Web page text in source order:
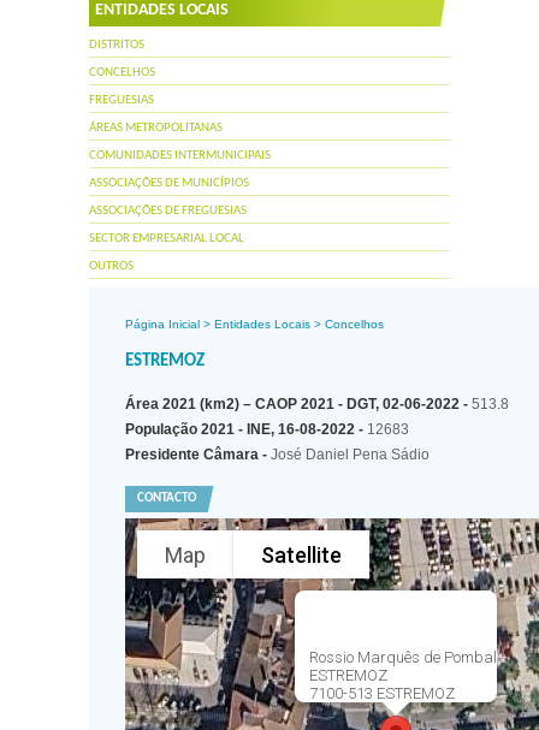
ENTIDADES LOCAIS
DISTRITOS
CONCELHOS
FREGUESIAS
ÁREAS METROPOLITANAS
COMUNIDADES INTERMUNICIPAIS
ASSOCIAÇÕES DE MUNICÍPIOS
ASSOCIAÇÕES DE FREGUESIAS
SECTOR EMPRESARIAL LOCAL
OUTROS
Página Inicial > Entidades Locais > Concelhos
ESTREMOZ
Área 2021 (km2) – CAOP 2021 - DGT, 02-06-2022 - 513.8
População 2021 - INE, 16-08-2022 - 12683
Presidente Câmara - José Daniel Pena Sádio
CONTACTO
Rossio Marquês de Pombal
ESTREMOZ
7100-513 ESTREMOZ
Map Satellite